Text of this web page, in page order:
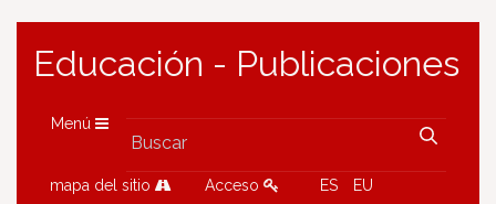
Educación - Publicaciones
Menú
mapa del sitio Acceso ES EU